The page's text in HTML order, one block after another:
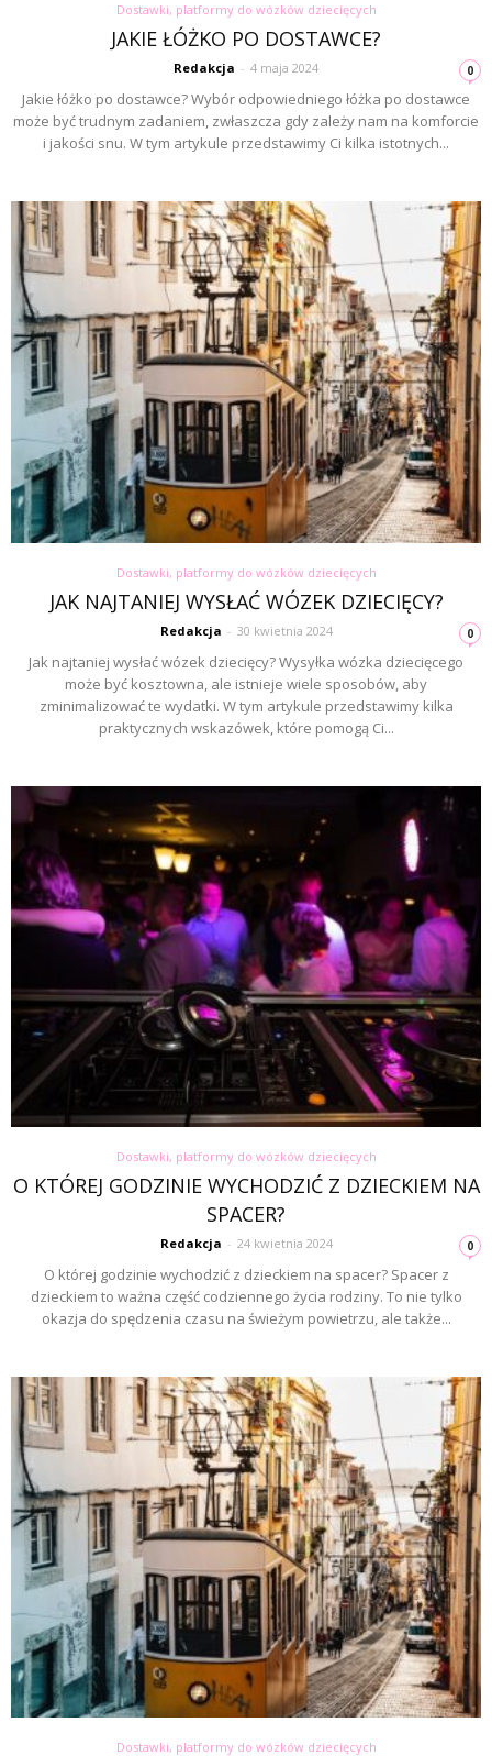
Dostawki, platformy do wózków dziecięcych
JAKIE ŁÓŻKO PO DOSTAWCE?
Redakcja - 4 maja 2024 0
Jakie łóżko po dostawce? Wybór odpowiedniego łóżka po dostawce
może być trudnym zadaniem, zwłaszcza gdy zależy nam na komforcie
i jakości snu. W tym artykule przedstawimy Ci kilka istotnych...
Dostawki, platformy do wózków dziecięcych
JAK NAJTANIEJ WYSŁAĆ WÓZEK DZIECIĘCY?
Redakcja - 30 kwietnia 2024 0
Jak najtaniej wysłać wózek dziecięcy? Wysyłka wózka dziecięcego
może być kosztowna, ale istnieje wiele sposobów, aby
zminimalizować te wydatki. W tym artykule przedstawimy kilka
praktycznych wskazówek, które pomogą Ci...
Dostawki, platformy do wózków dziecięcych
O KTÓREJ GODZINIE WYCHODZIĆ Z DZIECKIEM NA
SPACER?
Redakcja - 24 kwietnia 2024 0
O której godzinie wychodzić z dzieckiem na spacer? Spacer z
dzieckiem to ważna część codziennego życia rodziny. To nie tylko
okazja do spędzenia czasu na świeżym powietrzu, ale także...
Dostawki, platformy do wózków dziecięcych